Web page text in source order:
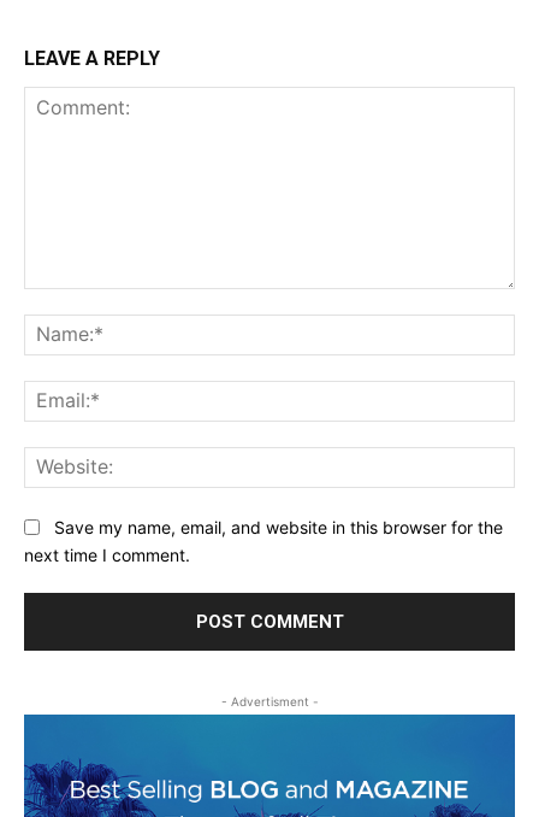
LEAVE A REPLY
Save my name, email, and website in this browser for the
next time I comment.
- Advertisment -